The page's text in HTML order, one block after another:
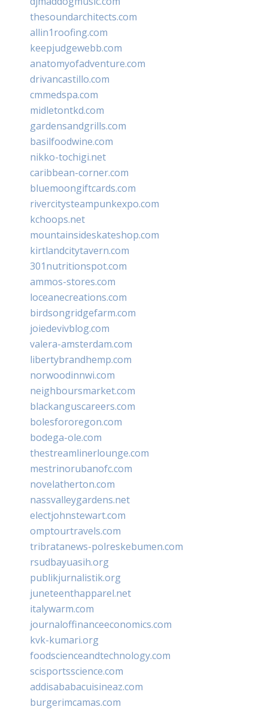
thesoundarchitects.com
allin1roofing.com
keepjudgewebb.com
anatomyofadventure.com
drivancastillo.com
cmmedspa.com
midletontkd.com
gardensandgrills.com
basilfoodwine.com
nikko-tochigi.net
caribbean-corner.com
bluemoongiftcards.com
rivercitysteampunkexpo.com
kchoops.net
mountainsideskateshop.com
kirtlandcitytavern.com
301nutritionspot.com
ammos-stores.com
loceanecreations.com
birdsongridgefarm.com
joiedevivblog.com
valera-amsterdam.com
libertybrandhemp.com
norwoodinnwi.com
neighboursmarket.com
blackanguscareers.com
bolesfororegon.com
bodega-ole.com
thestreamlinerlounge.com
mestrinorubanofc.com
novelatherton.com
nassvalleygardens.net
electjohnstewart.com
omptourtravels.com
tribratanews-polreskebumen.com
rsudbayuasih.org
publikjurnalistik.org
juneteenthapparel.net
italywarm.com
journaloffinanceeconomics.com
kvk-kumari.org
foodscienceandtechnology.com
scisportsscience.com
addisababacuisineaz.com
burgerimcamas.com